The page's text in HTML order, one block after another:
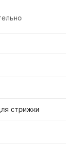
стрижки